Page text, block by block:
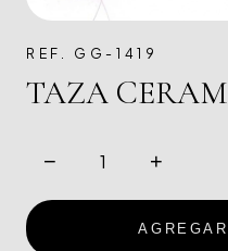
REF. GG-1419
TAZA
− +